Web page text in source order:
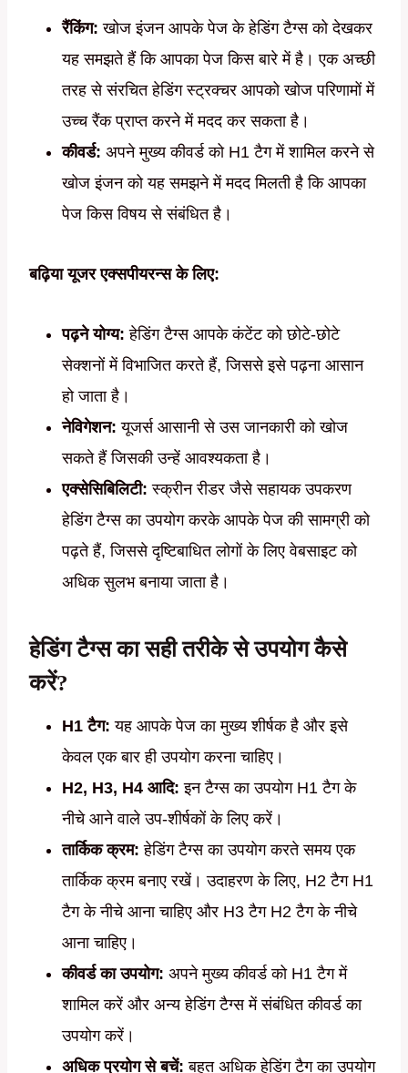
रैंकिंग: खोज इंजन आपके पेज के हेडिंग टैग्स को देखकर
यह समझते हैं कि आपका पेज किस बारे में है। एक अच्छी
तरह से संरचित हेडिंग स्ट्रक्चर आपको खोज परिणामों में
उच्च रैंक प्राप्त करने में मदद कर सकता है।
कीवर्ड: अपने मुख्य कीवर्ड को H1 टैग में शामिल करने से
खोज इंजन को यह समझने में मदद मिलती है कि आपका
पेज किस विषय से संबंधित है।
बढ़िया यूजर एक्सपीयरन्स के लिए:
पढ़ने योग्य: हेडिंग टैग्स आपके कंटेंट को छोटे-छोटे
सेक्शनों में विभाजित करते हैं, जिससे इसे पढ़ना आसान
हो जाता है।
नेविगेशन: यूजर्स आसानी से उस जानकारी को खोज
सकते हैं जिसकी उन्हें आवश्यकता है।
एक्सेसिबिलिटी: स्क्रीन रीडर जैसे सहायक उपकरण
हेडिंग टैग्स का उपयोग करके आपके पेज की सामग्री को
पढ़ते हैं, जिससे दृष्टिबाधित लोगों के लिए वेबसाइट को
अधिक सुलभ बनाया जाता है।
हेडिंग टैग्स का सही तरीके से उपयोग कैसे
करें?
H1 टैग: यह आपके पेज का मुख्य शीर्षक है और इसे
केवल एक बार ही उपयोग करना चाहिए।
H2, H3, H4 आदि: इन टैग्स का उपयोग H1 टैग के
नीचे आने वाले उप-शीर्षकों के लिए करें।
तार्किक क्रम: हेडिंग टैग्स का उपयोग करते समय एक
तार्किक क्रम बनाए रखें। उदाहरण के लिए, H2 टैग H1
टैग के नीचे आना चाहिए और H3 टैग H2 टैग के नीचे
आना चाहिए।
कीवर्ड का उपयोग: अपने मुख्य कीवर्ड को H1 टैग में
शामिल करें और अन्य हेडिंग टैग्स में संबंधित कीवर्ड का
उपयोग करें।
अधिक प्रयोग से बचें: बहुत अधिक हेडिंग टैग का उपयोग